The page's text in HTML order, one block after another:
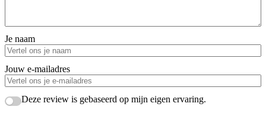
Je naam
Jouw e-mailadres
Deze review is gebaseerd op mijn eigen ervaring.